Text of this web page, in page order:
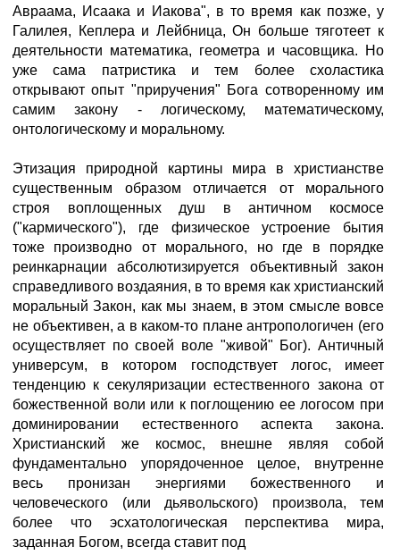
Авраама, Исаака и Иакова", в то время как позже, у
Галилея, Кеплера и Лейбница, Он больше тяготеет к
деятельности математика, геометра и часовщика. Но
уже сама патристика и тем более схоластика
открывают опыт "приручения" Бога сотворенному им
самим закону - логическому, математическому,
онтологическому и моральному.
Этизация природной картины мира в христианстве
существенным образом отличается от морального
строя воплощенных душ в античном космосе
("кармического"), где физическое устроение бытия
тоже производно от морального, но где в порядке
реинкарнации абсолютизируется объективный закон
справедливого воздаяния, в то время как христианский
моральный Закон, как мы знаем, в этом смысле вовсе
не объективен, а в каком-то плане антропологичен (его
осуществляет по своей воле "живой" Бог). Античный
универсум, в котором господствует логос, имеет
тенденцию к секуляризации естественного закона от
божественной воли или к поглощению ее логосом при
доминировании естественного аспекта закона.
Христианский же космос, внешне являя собой
фундаментально упорядоченное целое, внутренне
весь пронизан энергиями божественного и
человеческого (или дьявольского) произвола, тем
более что эсхатологическая перспектива мира,
заданная Богом, всегда ставит под